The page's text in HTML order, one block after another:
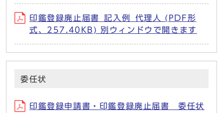
印鑑登録廃止届書_記入例_代理人 (PDF形
式、257.40KB) 別ウィンドウで開きます
委任状
印鑑登録申請書・印鑑登録廃止届書＿委任状